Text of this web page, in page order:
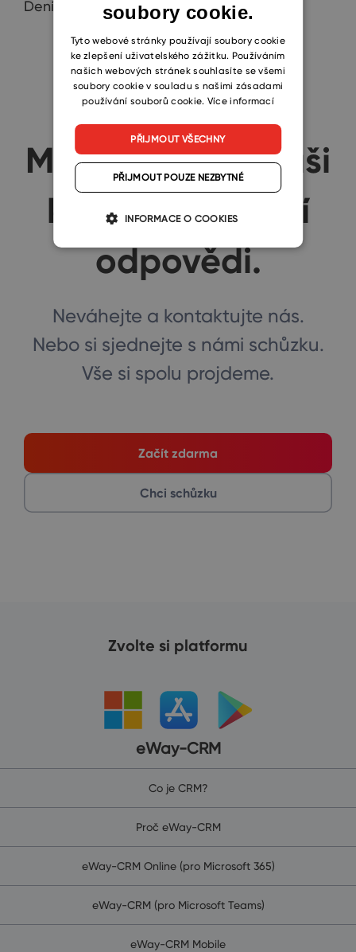
Deníky a Dokumenty.
Máte otázky? Naši
konzultanti mají
odpovědi.
Neváhejte a kontaktujte nás.
Nebo si sjednejte s námi schůzku.
Vše si spolu projdeme.
Začít zdarma
Chci schůzku
Zvolte si platformu
eWay-CRM
Co je CRM?
Proč eWay-CRM
eWay-CRM Online (pro Microsoft 365)
eWay-CRM (pro Microsoft Teams)
eWay-CRM Mobile
CZECH
SLOVAK
soubory cookie.
Tyto webové stránky používají soubory cookie
ke zlepšení uživatelského zážitku. Používáním
našich webových stránek souhlasíte se všemi
soubory cookie v souladu s našimi zásadami
používání souborů cookie. Více informací
PŘIJMOUT VŠECHNY
PŘIJMOUT POUZE NEZBYTNÉ
INFORMACE O COOKIES